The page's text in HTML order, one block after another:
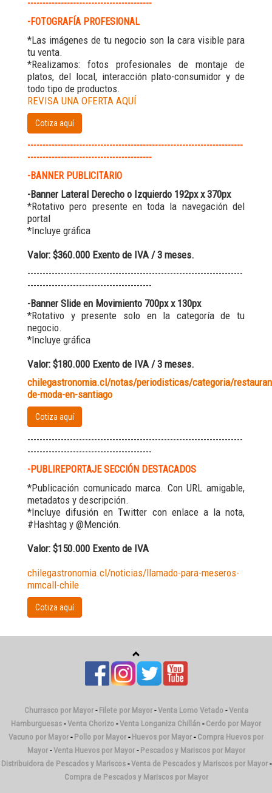
-----------------------------------------
-FOTOGRAFÍA PROFESIONAL
*Las imágenes de tu negocio son la cara visible para
tu venta.
*Realizamos: fotos profesionales de montaje de
platos, del local, interacción plato-consumidor y de
todo tipo de productos.
REVISA UNA OFERTA AQUÍ
Cotiza aquí
-----------------------------------------------------------------------
-----------------------------------------
-BANNER PUBLICITARIO
-Banner Lateral Derecho o Izquierdo 192px x 370px
*Rotativo pero presente en toda la navegación del
portal
*Incluye gráfica
Valor: $360.000 Exento de IVA / 3 meses.
-----------------------------------------------------------------------
-----------------------------------------
-Banner Slide en Movimiento 700px x 130px
*Rotativo y presente solo en la categoría de tu
negocio.
*Incluye gráfica
Valor: $180.000 Exento de IVA / 3 meses.
chilegastronomia.cl/notas/periodisticas/categoria/
de-moda-en-santiago
Cotiza aquí
-----------------------------------------------------------------------
-----------------------------------------
-PUBLIREPORTAJE SECCIÓN DESTACADOS
*Publicación comunicado marca. Con URL amigable,
metadatos y descripción.
*Incluye difusión en Twitter con enlace a la nota,
#Hashtag y @Mención.
Valor: $150.000 Exento de IVA
chilegastronomia.cl/noticias/llamado-para-meseros-
mmcall-chile
Cotiza aquí
Churrasco por Mayor- Filete por Mayor-Venta Lomo Vetado-Venta
Hamburguesas -Venta Chorizo -Venta Longaniza Chillán - Cerdo por Mayor
Vacuno por Mayor - Pollo por Mayor - Huevos por Mayor - Compra Huevos por
Mayor-Venta Huevos por Mayor- Pescados y Mariscos por Mayor
Distribuidora de Pescados y Mariscos-Venta de Pescados y Mariscos por Mayor-
Compra de Pescados y Mariscos por Mayor